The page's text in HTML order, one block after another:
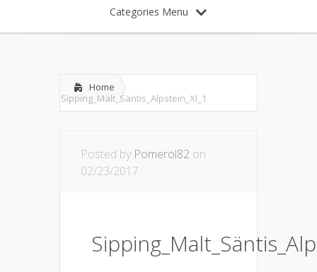
Categories Menu
Home
Sipping_Malt_Säntis_Alpstein_XI_1
Posted by Pomerol82 on
02/23/2017